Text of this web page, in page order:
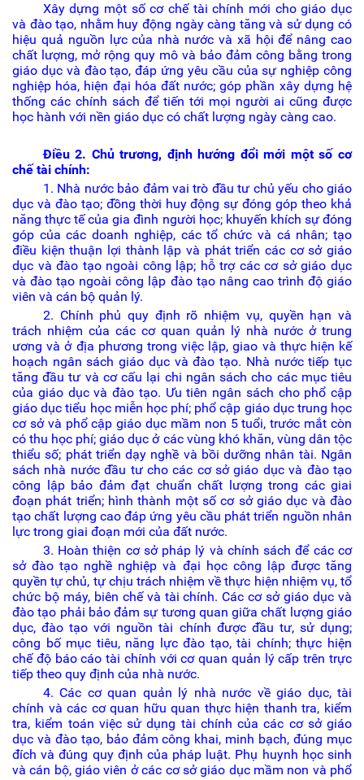
Xây dựng một số cơ chế tài chính mới cho giáo dục
và đào tạo, nhằm huy động ngày càng tăng và sử dụng có
hiệu quả nguồn lực của nhà nước và xã hội để nâng cao
chất lượng, mở rộng quy mô và bảo đảm công bằng trong
giáo dục và đào tạo, đáp ứng yêu cầu của sự nghiệp công
nghiệp hóa, hiện đại hóa đất nước; góp phần xây dựng hệ
thống các chính sách để tiến tới mọi người ai cũng được
học hành với nền giáo dục có chất lượng ngày càng cao.
Điều 2. Chủ trương, định hướng đổi mới một số cơ
chế tài chính:
1. Nhà nước bảo đảm vai trò đầu tư chủ yếu cho giáo
dục và đào tạo; đồng thời huy động sự đóng góp theo khả
năng thực tế của gia đình người học; khuyến khích sự đóng
góp của các doanh nghiệp, các tổ chức và cá nhân; tạo
điều kiện thuận lợi thành lập và phát triển các cơ sở giáo
dục và đào tạo ngoài công lập; hỗ trợ các cơ sở giáo dục
và đào tạo ngoài công lập đào tạo nâng cao trình độ giáo
viên và cán bộ quản lý.
2. Chính phủ quy định rõ nhiệm vụ, quyền hạn và
trách nhiệm của các cơ quan quản lý nhà nước ở trung
ương và ở địa phương trong việc lập, giao và thực hiện kế
hoạch ngân sách giáo dục và đào tạo. Nhà nước tiếp tục
tăng đầu tư và cơ cấu lại chi ngân sách cho các mục tiêu
của giáo dục và đào tạo. Ưu tiên ngân sách cho phổ cập
giáo dục tiểu học miễn học phí; phổ cập giáo dục trung học
cơ sở và phổ cập giáo dục mầm non 5 tuổi, trước mắt còn
có thu học phí; giáo dục ở các vùng khó khăn, vùng dân tộc
thiểu số; phát triển dạy nghề và bồi dưỡng nhân tài. Ngân
sách nhà nước đầu tư cho các cơ sở giáo dục và đào tạo
công lập bảo đảm đạt chuẩn chất lượng trong các giai
đoạn phát triển; hình thành một số cơ sở giáo dục và đào
tạo chất lượng cao đáp ứng yêu cầu phát triển nguồn nhân
lực trong giai đoạn mới của đất nước.
3. Hoàn thiện cơ sở pháp lý và chính sách để các cơ
sở đào tạo nghề nghiệp và đại học công lập được tăng
quyền tự chủ, tự chịu trách nhiệm về thực hiện nhiệm vụ, tổ
chức bộ máy, biên chế và tài chính. Các cơ sở giáo dục và
đào tạo phải bảo đảm sự tương quan giữa chất lượng giáo
dục, đào tạo với nguồn tài chính được đầu tư, sử dụng;
công bố mục tiêu, năng lực đào tạo, tài chính; thực hiện
chế độ báo cáo tài chính với cơ quan quản lý cấp trên trực
tiếp theo quy định của nhà nước.
4. Các cơ quan quản lý nhà nước về giáo dục, tài
chính và các cơ quan hữu quan thực hiện thanh tra, kiểm
tra, kiểm toán việc sử dụng tài chính của các cơ sở giáo
dục và đào tạo, bảo đảm công khai, minh bạch, đúng mục
đích và đúng quy định của pháp luật. Phụ huynh học sinh
và cán bộ, giáo viên ở các cơ sở giáo dục mầm non và phổ